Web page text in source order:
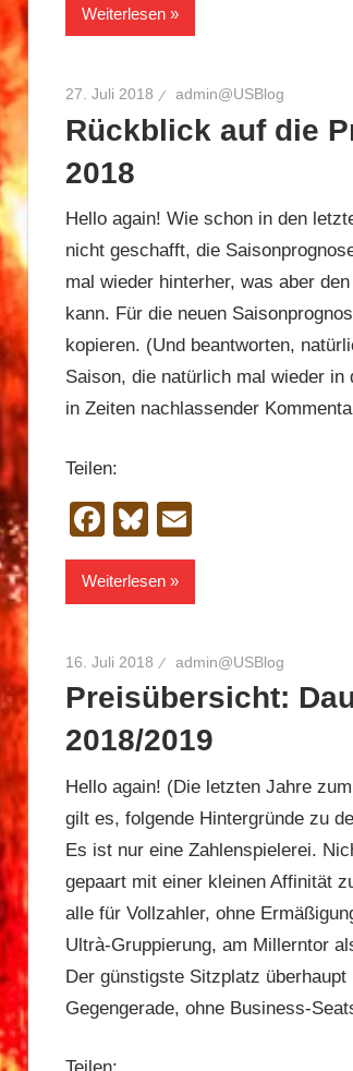
Weiterlesen
27. Juli 2018 admin@USBlog
Rückblick auf die
2018
Hello again! Wie schon in den
nicht geschafft, die
mal wieder hinterher, was aber
kann. Für die neuen
kopieren. (Und beantworten,
Saison, die natürlich mal wieder
in Zeiten nachlassender
Teilen:
Facebook
Bluesky
Weiterlesen
16. Juli 2018 admin@USBlog
Preisübersicht:
2018/2019
Hello again! (Die letzten Jahre
gilt es, folgende Hintergründe zu
Es ist nur eine Zahlenspielerei.
gepaart mit einer kleinen Affinität
alle für Vollzahler, ohne
Ultrà-Gruppierung, am Millerntor
Der günstigste Sitzplatz
Gegengerade, ohne Business-